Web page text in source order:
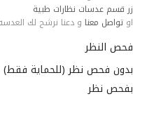
زر قسم عدسات نظارات طبية
او تواصل معنا و دعنا نرشح لك
فحص النظر
بدون فحص نظر (للحماية فقط)
بفحص نظر